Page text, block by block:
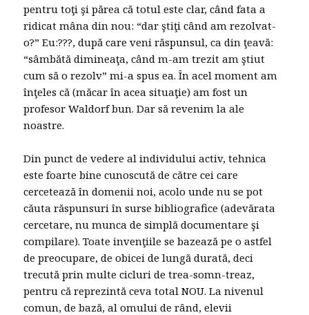
pentru toţi şi părea că totul este clar, când fata a
ridicat mâna din nou: “dar ştiţi când am rezolvat-
o?” Eu:???, după care veni răspunsul, ca din ţeavă:
“sâmbătă dimineaţa, când m-am trezit am ştiut
cum să o rezolv” mi-a spus ea. În acel moment am
înţeles că (măcar în acea situaţie) am fost un
profesor Waldorf bun. Dar să revenim la ale
noastre.
Din punct de vedere al individului activ, tehnica
este foarte bine cunoscută de către cei care
cercetează în domenii noi, acolo unde nu se pot
căuta răspunsuri în surse bibliografice (adevărata
cercetare, nu munca de simplă documentare şi
compilare). Toate invenţiile se bazează pe o astfel
de preocupare, de obicei de lungă durată, deci
trecută prin multe cicluri de trea-somn-treaz,
pentru că reprezintă ceva total NOU. La nivenul
comun, de bază, al omului de rând, elevii